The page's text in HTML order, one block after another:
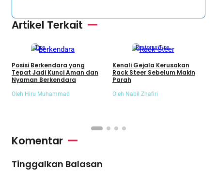
Artikel Terkait
Tips
Posisi Berkendara yang
Tepat Jadi Kunci Aman dan
Nyaman Berkendara
Oleh Hiru Muhammad
RestorasiTips
Kenali Gejala Kerusakan
Rack Steer Sebelum Makin
Parah
Oleh Nabil Zhafiri
Komentar
Tinggalkan Balasan